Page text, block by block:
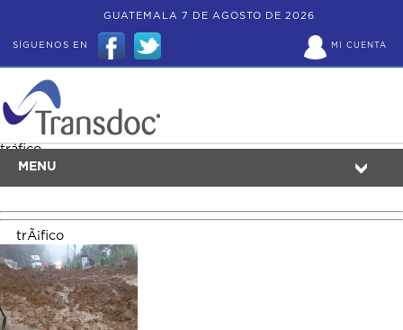
GUATEMALA 7 DE AGOSTO DE 2026
MI CUENTA
SÍGUENOS EN
MENU
tráfico
trÃ¡fico